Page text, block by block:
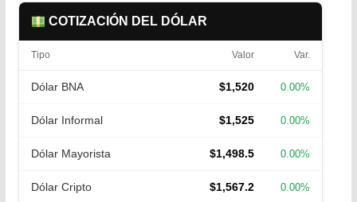
COTIZACIÓN DEL DÓLAR
Tipo Valor Var.
Dólar BNA $1,520 0.00%
Dólar Informal $1,525 0.00%
Dólar Mayorista $1,498.5 0.00%
Dólar Cripto $1,567.2 0.00%